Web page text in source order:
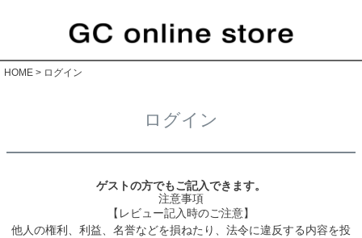
HOME ログイン
ログイン
ゲストの方でもご記入できます。
注意事項
【レビュー記入時のご注意】
他人の権利、利益、名誉などを損ねたり、法令に違反する内容を投